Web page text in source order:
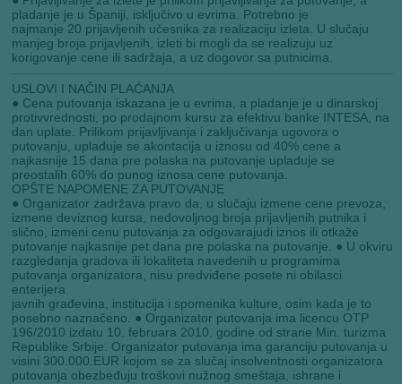
pladanje je u Španiji, isključivo u evrima. Potrebno je
najmanje 20 prijavljenih učesnika za realizaciju izleta. U slučaju
manjeg broja prijavljenih, izleti bi mogli da se realizuju uz
korigovanje cene ili sadržaja, a uz dogovor sa putnicima.
USLOVI I NAČIN PLAĆANJA
● Cena putovanja iskazana je u evrima, a pladanje je u dinarskoj
protivvrednosti, po prodajnom kursu za efektivu banke INTESA, na
dan uplate. Prilikom prijavljivanja i zaključivanja ugovora o
putovanju, upladuje se akontacija u iznosu od 40% cene a
najkasnije 15 dana pre polaska na putovanje upladuje se
preostalih 60% do punog iznosa cene putovanja.
OPŠTE NAPOMENE ZA PUTOVANJE
● Organizator zadržava pravo da, u slučaju izmene cene prevoza,
izmene deviznog kursa, nedovoljnog broja prijavljenih putnika i
slično, izmeni cenu putovanja za odgovarajudi iznos ili otkaže
putovanje najkasnije pet dana pre polaska na putovanje. ● U okviru
razgledanja gradova ili lokaliteta navedenih u programima
putovanja organizatora, nisu predviđene posete ni obilasci
enterijera
javnih građevina, institucija i spomenika kulture, osim kada je to
posebno naznačeno. ● Organizator putovanja ima licencu OTP
196/2010 izdatu 10. februara 2010. godine od strane Min. turizma
Republike Srbije. Organizator putovanja ima garanciju putovanja u
visini 300.000.EUR kojom se za slučaj insolventnosti organizatora
putovanja obezbeđuju troškovi nužnog smeštaja, ishrane i